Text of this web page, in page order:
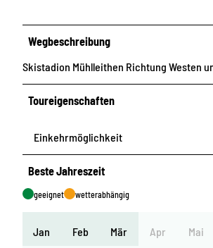
Wegbeschreibung
Skistadion Mühlleithen Richtung Westen
Toureigenschaften
Einkehrmöglichkeit
Beste Jahreszeit
geeignet wetterabhängig
Jan Feb Mär Apr Mai